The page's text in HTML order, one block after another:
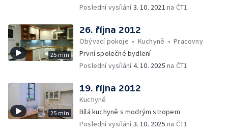
Poslední vysílání3. 10. 2021 na ČT1
25 min
26. října 2012
Obývací pokoje • Kuchyně •Pracovny
První společné bydlení
Poslední vysílání4. 10. 2025 na ČT1
25 min
19. října 2012
Kuchyně
Bílá kuchyně s modrým stropem
Poslední vysílání3. 10. 2025 na ČT1